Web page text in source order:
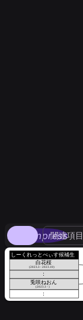
compress
関連項目